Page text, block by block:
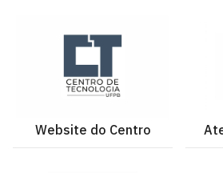
Website do Centro